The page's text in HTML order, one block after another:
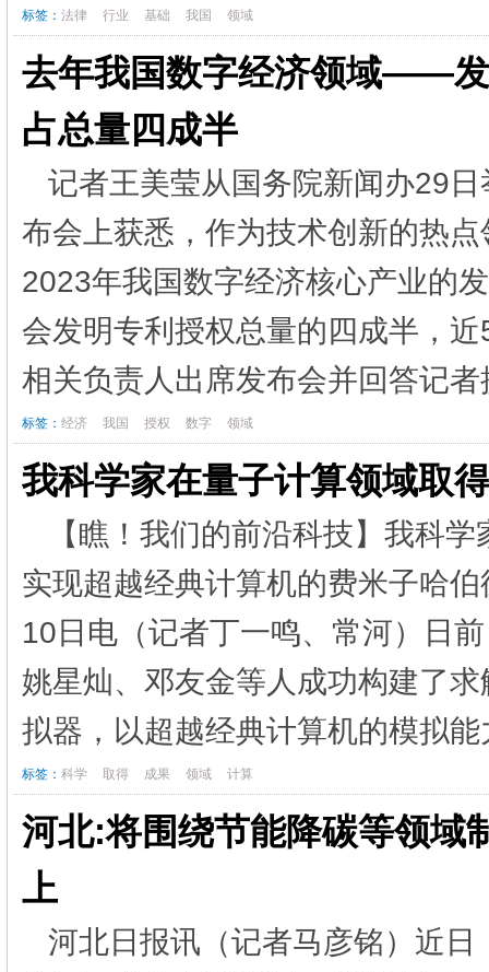
标签： 法律 行业 基础 我国 领域
去年我国数字经济领域——
占总量四成半
记者王美莹从国务院新闻办29
布会上获悉，作为技术创新的热
2023年我国数字经济核心产业的
会发明专利授权总量的四成半，
相关负责人出席发布会并回答记
标签： 经济 我国 授权 数字 领域
我科学家在量子计算领域取
【瞧！我们的前沿科技】我科
实现超越经典计算机的费米子
10日电（记者丁一鸣、常河）日
姚星灿、邓友金等人成功构建了
拟器，以超越经典计算机的模拟
标签： 科学 取得 成果 领域 计算
河北:将围绕节能降碳等领域
上
河北日报讯（记者马彦铭）近